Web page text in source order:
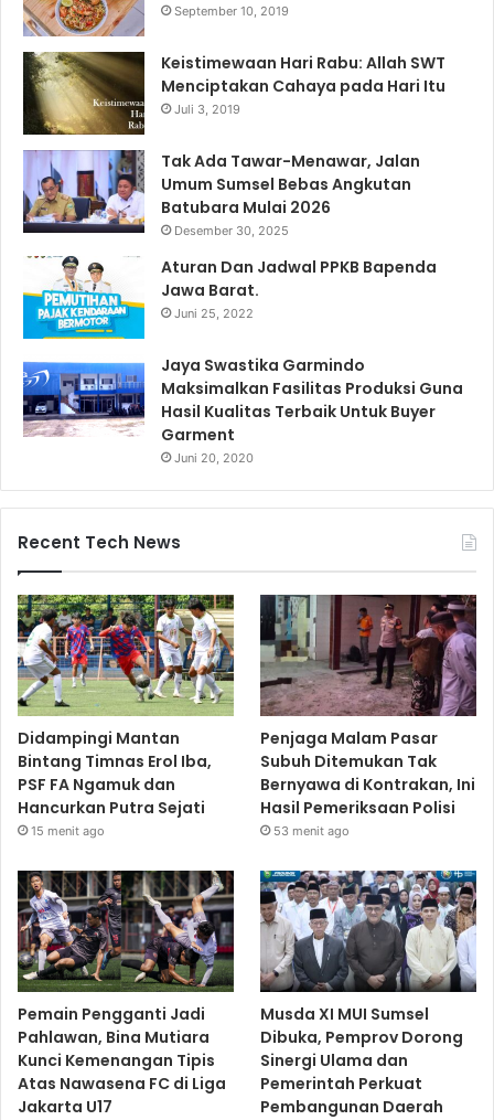
September 10, 2019
Keistimewaan Hari Rabu: Allah SWT
Menciptakan Cahaya pada Hari Itu
Juli 3, 2019
Tak Ada Tawar-Menawar, Jalan
Umum Sumsel Bebas Angkutan
Batubara Mulai 2026
Desember 30, 2025
Aturan Dan Jadwal PPKB Bapenda
Jawa Barat.
Juni 25, 2022
Jaya Swastika Garmindo
Maksimalkan Fasilitas Produksi Guna
Hasil Kualitas Terbaik Untuk Buyer
Garment
Juni 20, 2020
Recent Tech News
Didampingi Mantan
Bintang Timnas Erol Iba,
PSF FA Ngamuk dan
Hancurkan Putra Sejati
15 menit ago
Penjaga Malam Pasar
Subuh Ditemukan Tak
Bernyawa di Kontrakan, Ini
Hasil Pemeriksaan Polisi
53 menit ago
Pemain Pengganti Jadi
Pahlawan, Bina Mutiara
Kunci Kemenangan Tipis
Atas Nawasena FC di Liga
Jakarta U17
Musda XI MUI Sumsel
Dibuka, Pemprov Dorong
Sinergi Ulama dan
Pemerintah Perkuat
Pembangunan Daerah